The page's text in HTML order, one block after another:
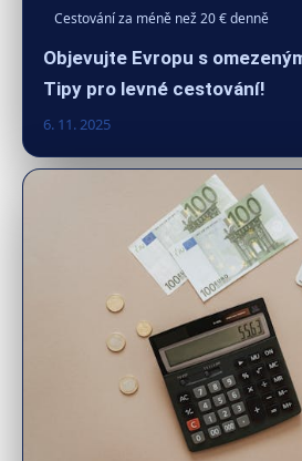
Cestování za méně než 20 € denně
Objevujte Evropu s
Tipy pro levné cestování!
6. 11. 2025